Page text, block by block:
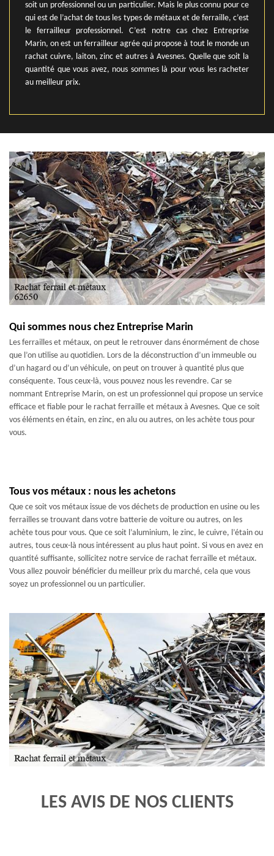
soit un professionnel ou un particulier. Mais le plus connu pour ce
qui est de l’achat de tous les types de métaux et de ferraille, c’est
le ferrailleur professionnel. C’est notre cas chez Entreprise
Marin, on est un ferrailleur agrée qui propose à tout le monde un
rachat cuivre, laiton, zinc et autres à Avesnes. Quelle que soit la
quantité que vous avez, nous sommes là pour vous les racheter
au meilleur prix.
Qui sommes nous chez Entreprise Marin
Les ferrailles et métaux, on peut le retrouver dans énormément de chose
que l’on utilise au quotidien. Lors de la déconstruction d’un immeuble ou
d’un hagard ou d’un véhicule, on peut on trouver à quantité plus que
conséquente. Tous ceux-là, vous pouvez nous les revendre. Car se
nommant Entreprise Marin, on est un professionnel qui propose un service
efficace et fiable pour le rachat ferraille et métaux à Avesnes. Que ce soit
vos éléments en étain, en zinc, en alu ou autres, on les achète tous pour
vous.
Tous vos métaux : nous les achetons
Que ce soit vos métaux issue de vos déchets de production en usine ou les
ferrailles se trouvant dans votre batterie de voiture ou autres, on les
achète tous pour vous. Que ce soit l’aluminium, le zinc, le cuivre, l’étain ou
autres, tous ceux-là nous intéressent au plus haut point. Si vous en avez en
quantité suffisante, sollicitez notre service de rachat ferraille et métaux.
Vous allez pouvoir bénéficier du meilleur prix du marché, cela que vous
soyez un professionnel ou un particulier.
LES AVIS DE NOS CLIENTS